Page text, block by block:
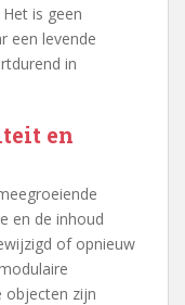
is geen
een levende
in
en
en de inhoud
of opnieuw
objecten zijn